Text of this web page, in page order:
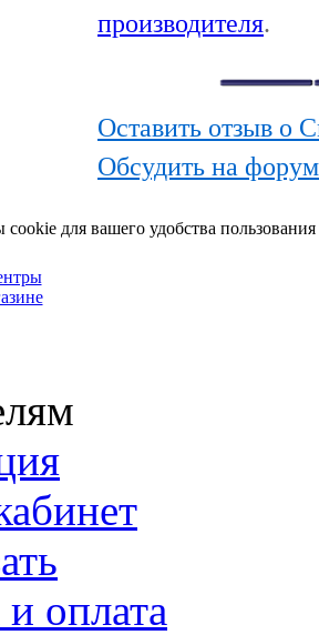
производителя.
Оставить отзыв о
Обсудить на
для вашего удобства
оплата